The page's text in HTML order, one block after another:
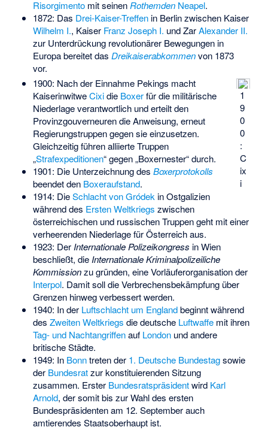
Risorgimentomit seinen Rothemden Neapel.
1872: Das Drei-Kaiser-Treffenin Berlin zwischen Kaiser
Wilhelm I., Kaiser Franz Joseph I. und ZarAlexander II.
zur Unterdrückung revolutionärer Bewegungen in
Europa bereitet das Dreikaiserabkommenvon 1873
vor.
1
9
0
0
:
C
ix
i
1900: Nach der Einnahme Pekings macht
KaiserinwitweCixidie Boxerfür die militärische
Niederlage verantwortlich und erteilt den
Provinzgouverneuren die Anweisung, erneut
Regierungstruppen gegen sie einzusetzen.
Gleichzeitig führen alliierte Truppen
„Strafexpeditionen“ gegen „Boxernester“ durch.
1901: Die Unterzeichnung des Boxerprotokolls
beendet den Boxeraufstand.
1914: DieSchlacht von Gródek in Ostgalizien
während des Ersten Weltkriegs zwischen
österreichischen und russischen Truppen geht mit einer
verheerenden Niederlage für Österreich aus.
1923: Der Internationale Polizeikongress in Wien
beschließt, die Internationale Kriminalpolizeiliche
Kommissionzu gründen, eine Vorläuferorganisation der
Interpol. Damit soll die Verbrechensbekämpfung über
Grenzen hinweg verbessert werden.
1940: In der Luftschlacht um Englandbeginnt während
des Zweiten Weltkriegs die deutsche Luftwaffemit ihren
Tag- und Nachtangriffenauf Londonund andere
britische Städte.
1949: In Bonntreten der 1. Deutsche Bundestagsowie
der Bundesratzur konstituierenden Sitzung
zusammen. Erster Bundesratspräsidentwird Karl
Arnold, der somit bis zur Wahl des ersten
Bundespräsidenten am 12. September auch
amtierendes Staatsoberhaupt ist.